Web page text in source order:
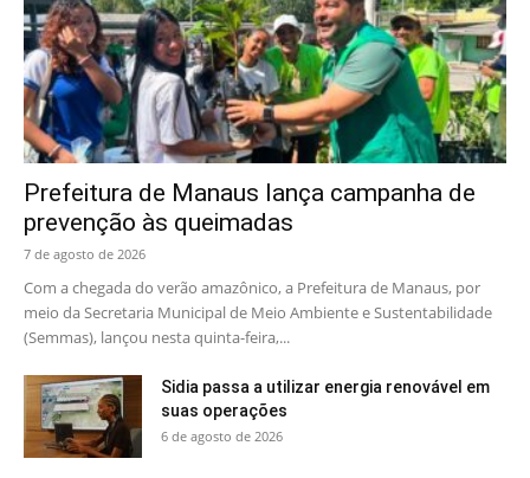
Prefeitura de Manaus lança campanha de
prevenção às queimadas
7 de agosto de 2026
Com a chegada do verão amazônico, a Prefeitura de Manaus, por
meio da Secretaria Municipal de Meio Ambiente e Sustentabilidade
(Semmas), lançou nesta quinta-feira,...
Sidia passa a utilizar energia renovável em
suas operações
6 de agosto de 2026